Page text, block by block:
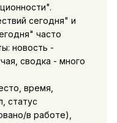
сегодня" и
часто
новость -
сводка - много
время,
статус
в работе),